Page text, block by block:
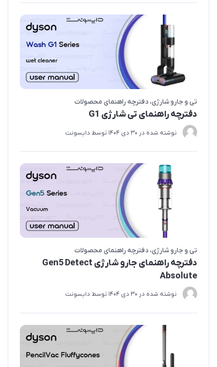
تی و جارو شارژی دفترچه راهنمای محصولات
دفترچه راهنمای تی شارژی G1
نوشته شده در 30 دی 1404 توسط دایسونت
تی و جارو شارژی دفترچه راهنمای محصولات
دفترچه راهنمای جارو شارژی Gen5 Detect
Absolute
نوشته شده در 30 دی 1404 توسط دایسونت